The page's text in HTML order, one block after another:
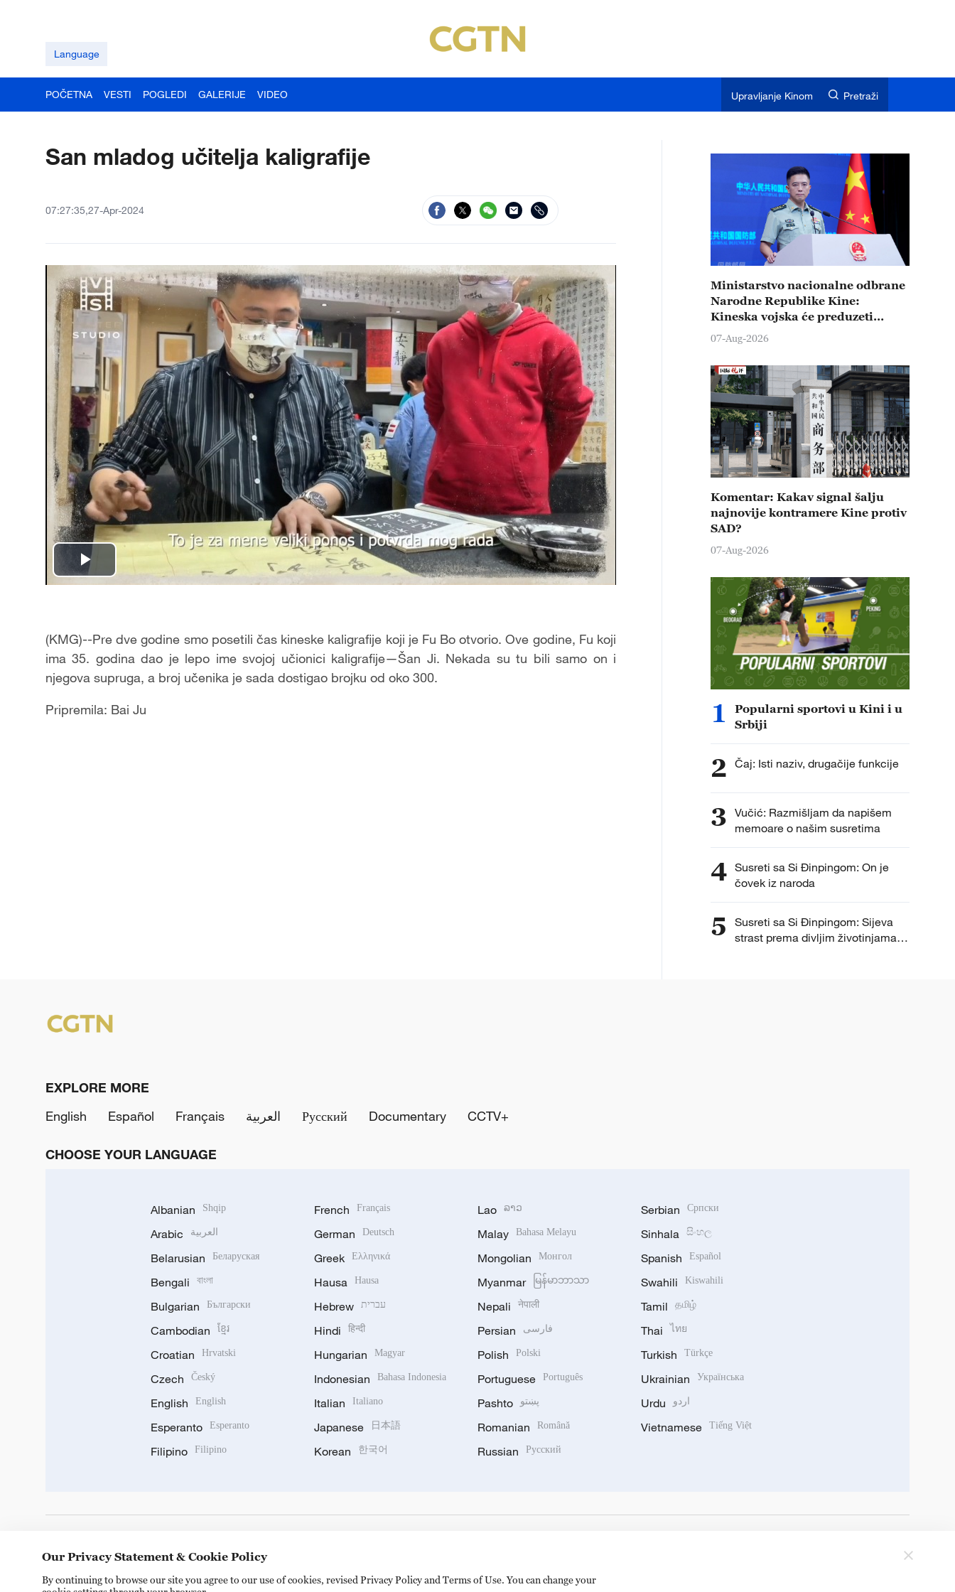
Language
POČETNA VESTI POGLEDI GALERIJE VIDEO Upravljanje Kinom Pretraži
San mladog učitelja kaligrafije
07:27:35,27-Apr-2024
Play
(KMG)--Pre dve godine smo posetili čas kineske kaligrafije koji je Fu Bo otvorio. Ove godine, Fu koji
ima 35. godina dao je lepo ime svojoj učionici kaligrafije—Šan Ji. Nekada su tu bili samo on i
njegova supruga, a broj učenika je sada dostigao brojku od oko 300.
Pripremila: Bai Ju
Ministarstvo nacionalne odbrane
Narodne Republike Kine:
Kineska vojska će preduzeti
čvrste kontramere protiv svih
provokativnih pokušaja
izazivanja nemira
07-Aug-2026
Komentar: Kakav signal šalju
najnovije kontramere Kine protiv
SAD?
07-Aug-2026
1
Popularni sportovi u Kini i u
Srbiji
2 Čaj: Isti naziv, drugačije funkcije
3 Vučić: Razmišljam da napišem
memoare o našim susretima
4 Susreti sa Si Đinpingom: On je
čovek iz naroda
5
Susreti sa Si Đinpingom: Sijeva
strast prema divljim životinjama i
EXPLORE MORE
English
Español Français العربية Русский Documentary CCTV+
CHOOSE YOUR LANGUAGE
Albanian Shqip
Arabic العربية
Belarusian Беларуская
Bengali বাংলা
Bulgarian Български
Cambodian ខ្មែរ
Croatian Hrvatski
Czech Český
English English
Esperanto Esperanto
Filipino Filipino
French Français
German Deutsch
Greek Ελληνικά
Hausa Hausa
Hebrew עברית
Hindi हिन्दी
Hungarian Magyar
Indonesian Bahasa Indonesia
Italian Italiano
Japanese 日本語
Korean 한국어
Lao ລາວ
Malay Bahasa Melayu
Mongolian Монгол
Myanmar မြန်မာဘာသာ
Nepali नेपाली
Persian فارسی
Polish Polski
Portuguese Português
Pashto پښتو
Romanian Română
Russian Русский
Serbian Српски
Sinhala සිංහල
Spanish Español
Swahili Kiswahili
Tamil தமிழ்
Thai ไทย
Turkish Türkçe
Ukrainian Українська
Urdu اردو
Vietnamese Tiếng Việt
Our Privacy Statement & Cookie Policy
By continuing to browse our site you agree to our use of cookies, revised Privacy Policy and Terms of Use. You can change your